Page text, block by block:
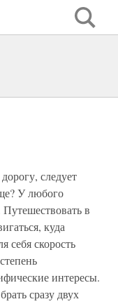
следует
У любого
в
куда
себя скорость
интересы.
сразу двух